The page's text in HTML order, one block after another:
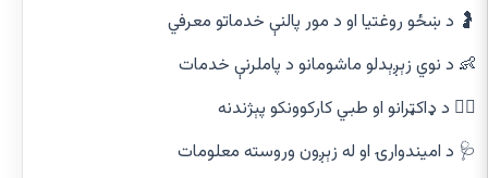
🤰 د ښځو روغتیا او د مور پالنې خدماتو معرفي
👶 د نوي زېږېدلو ماشومانو د پاملرنې خدمات
👨‍⚕️ د ډاکټرانو او طبي کارکوونکو پېژندنه
🩺 د امیندوارۍ او له زېږون وروسته معلومات